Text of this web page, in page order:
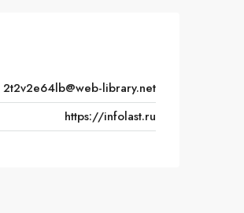
2t2v2e64lb@web-library.net
https://infolast.ru